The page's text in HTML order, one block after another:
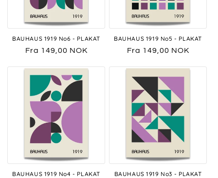
BAUHAUS 1919 No6 - PLAKAT
Vanlig
Fra 149,00 NOK
BAUHAUS 1919 No5 - PLAKAT
Vanlig
Fra 149,00 NOK
BAUHAUS 1919 No4 - PLAKAT BAUHAUS 1919 No3 - PLAKAT